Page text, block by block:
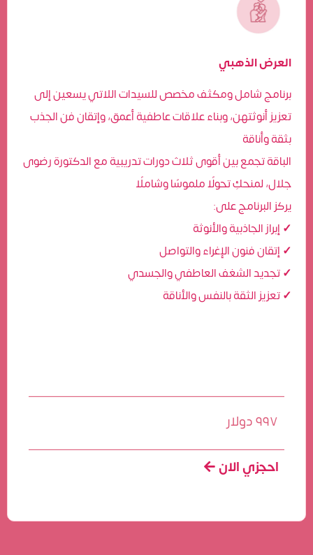
العرض الذهبي
برنامج شامل ومكثف مخصص للسيدات اللاتي يسعين إلى
تعزيز أنوثتهن، وبناء علاقات عاطفية أعمق، وإتقان فن الجذب
بثقة وأناقة
الباقة تجمع بين أقوى ثلاث دورات تدريبية مع الدكتورة رضوى
جلال، لمنحكِ تحولًا ملموسًا وشاملًا
:يركز البرنامج على
✓
✓
✓
✓
٩٩٧ دولار
احجزي الان